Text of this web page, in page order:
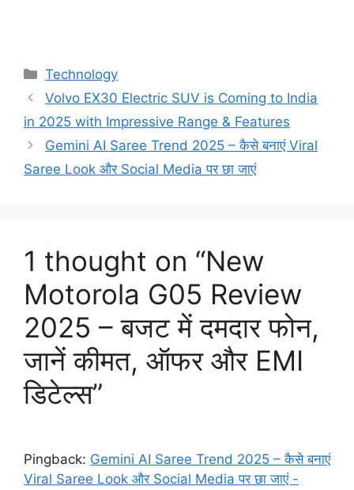
Categories
Technology
Volvo EX30 Electric SUV is Coming to India
in 2025 with Impressive Range & Features
Gemini AI Saree Trend 2025 – कैसे बनाएं Viral
Saree Look और Social Media पर छा जाएं
1 thought on “New
Motorola G05 Review
2025 – बजट में दमदार फोन,
जानें कीमत, ऑफर और EMI
डिटेल्स”
Pingback: Gemini AI Saree Trend 2025 – कैसे बनाएं
Viral Saree Look और Social Media पर छा जाएं -